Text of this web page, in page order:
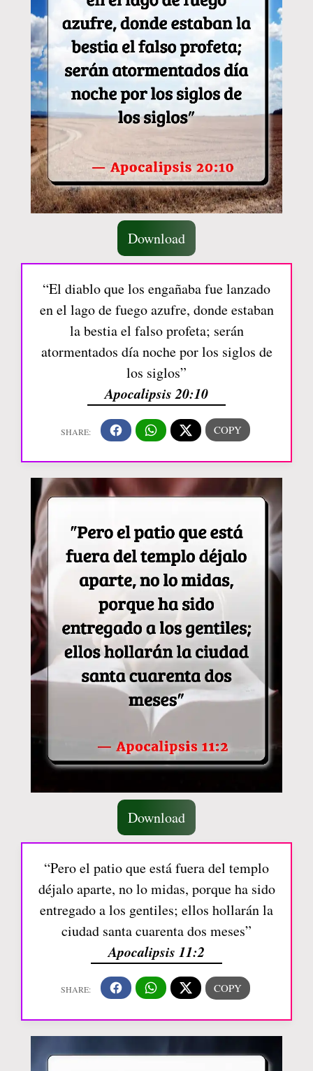
Download
“El diablo que los engañaba fue lanzado
en el lago de fuego azufre, donde estaban
la bestia el falso profeta; serán
atormentados día noche por los siglos de
los siglos”
Apocalipsis 20:10
Download
“Pero el patio que está fuera del templo
déjalo aparte, no lo midas, porque ha sido
entregado a los gentiles; ellos hollarán la
ciudad santa cuarenta dos meses”
Apocalipsis 11:2